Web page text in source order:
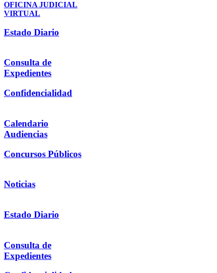
OFICINA JUDICIAL
VIRTUAL
Estado Diario
Consulta de
Expedientes
Confidencialidad
Calendario
Audiencias
Concursos Públicos
Noticias
Estado Diario
Consulta de
Expedientes